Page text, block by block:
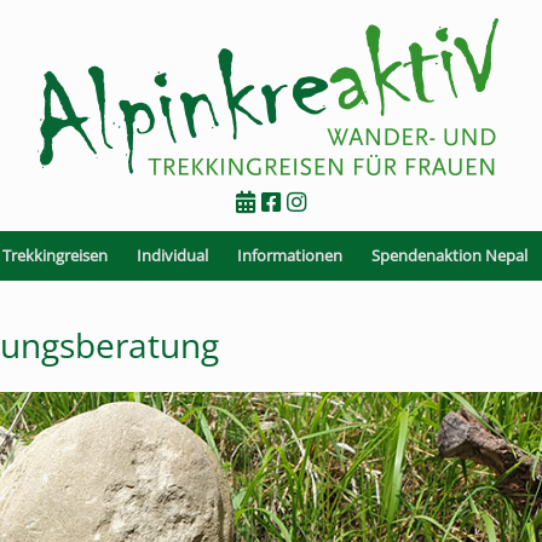
Individual Informationen Spendenaktion Nepal